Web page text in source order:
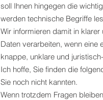
soll Ihnen hingegen die
werden technische Begriffe
Wir informieren damit in
Daten verarbeiten, wenn
knappe, unklare und
Ich hoffe, Sie finden die
Sie noch nicht kannten.
Wenn trotzdem Fragen